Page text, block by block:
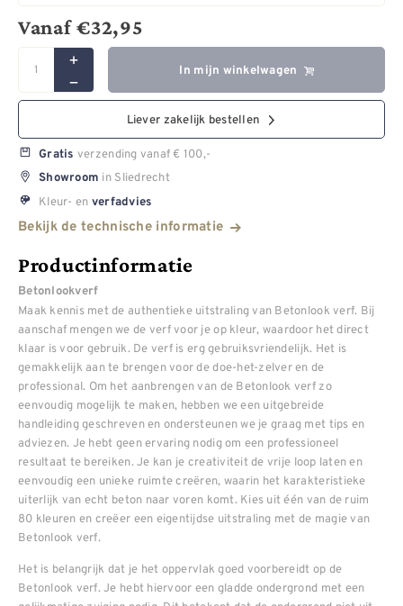
Vanaf€32,95
In mijn winkelwagen
Liever zakelijk bestellen
Gratis verzending vanaf € 100,-
Showroom in Sliedrecht
Kleur- en verfadvies
Bekijk de technische informatie
Productinformatie
Betonlookverf
Maak kennis met de authentieke uitstraling van Betonlook verf. Bij
aanschaf mengen we de verf voor je op kleur, waardoor het direct
klaar is voor gebruik. De verf is erg gebruiksvriendelijk. Het is
gemakkelijk aan te brengen voor de doe-het-zelver en de
professional. Om het aanbrengen van de Betonlook verf zo
eenvoudig mogelijk te maken, hebben we een uitgebreide
handleiding geschreven en ondersteunen we je graag met tips en
adviezen. Je hebt geen ervaring nodig om een professioneel
resultaat te bereiken. Je kan je creativiteit de vrije loop laten en
eenvoudig een unieke ruimte creëren, waarin het karakteristieke
uiterlijk van echt beton naar voren komt. Kies uit één van de ruim
80 kleuren en creëer een eigentijdse uitstraling met de magie van
Betonlook verf.
Het is belangrijk dat je het oppervlak goed voorbereidt op de
Betonlook verf. Je hebt hiervoor een gladde ondergrond met een